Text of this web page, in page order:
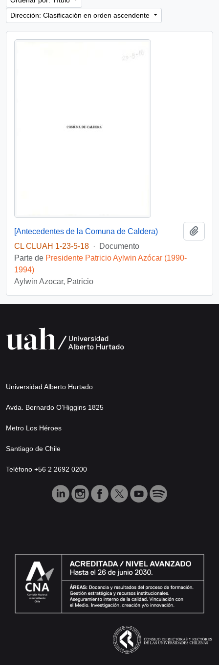
Dirección: Clasificación en orden ascendente
[Antecedentes de la Comuna de Caldera)
CL CLUAH 1-23-5-18 ·
Documento
Parte de Presidente Patricio Aylwin Azócar (1990-
1994)
Aylwin Azocar, Patricio
Universidad Alberto Hurtado
Avda. Bernardo O’Higgins 1825
Metro Los Héroes
Santiago de Chile
Teléfono +56 2 2692 0200